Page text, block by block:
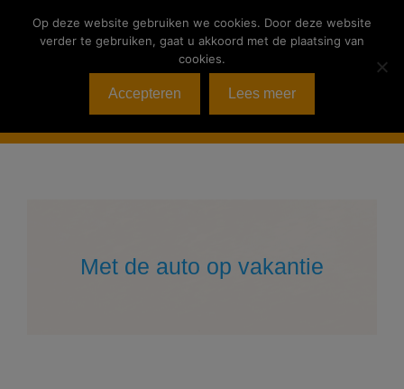
Menu
Met de auto op vakantie
Op deze website gebruiken we cookies. Door deze website
verder te gebruiken, gaat u akkoord met de plaatsing van
cookies.
Accepteren Lees meer